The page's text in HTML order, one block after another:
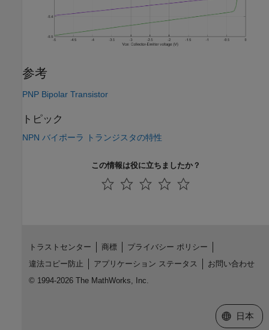
参考
PNP Bipolar Transistor
トピック
NPN バイポーラ トランジスタの特性
この情報は役に立ちましたか？
トラストセンター 商標
プライバシー ポリシー
違法コピー防止
アプリケーション ステータス
お問い合わせ
© 1994-2026 The MathWorks, Inc.
Web サイ
日本